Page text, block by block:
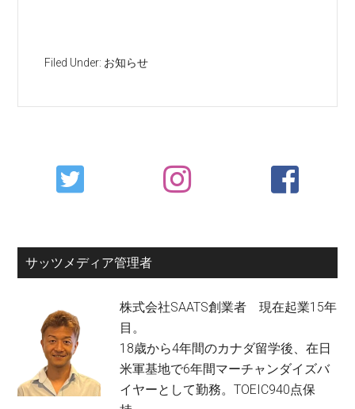
Filed Under: お知らせ
Primary
Sidebar
サッツメディア管理者
株式会社SAATS創業者 現在起業15年
目。
18歳から4年間のカナダ留学後、在日
米軍基地で6年間マーチャンダイズバ
イヤーとして勤務。TOEIC940点保